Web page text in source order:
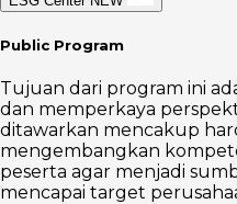
Public Program
Tujuan dari program ini
dan memperkaya
ditawarkan mencakup
mengembangkan
peserta agar menjadi
mencapai target